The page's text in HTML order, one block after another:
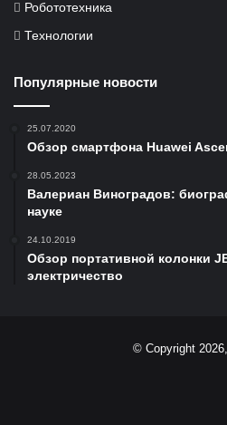
Робототехника
Технологии
Популярные новости
25.07.2020
Обзор смартфона Huawei
28.05.2023
Валериан Виноградов:
науке
24.10.2019
Обзор портативной колонки
электричество
© Copyright